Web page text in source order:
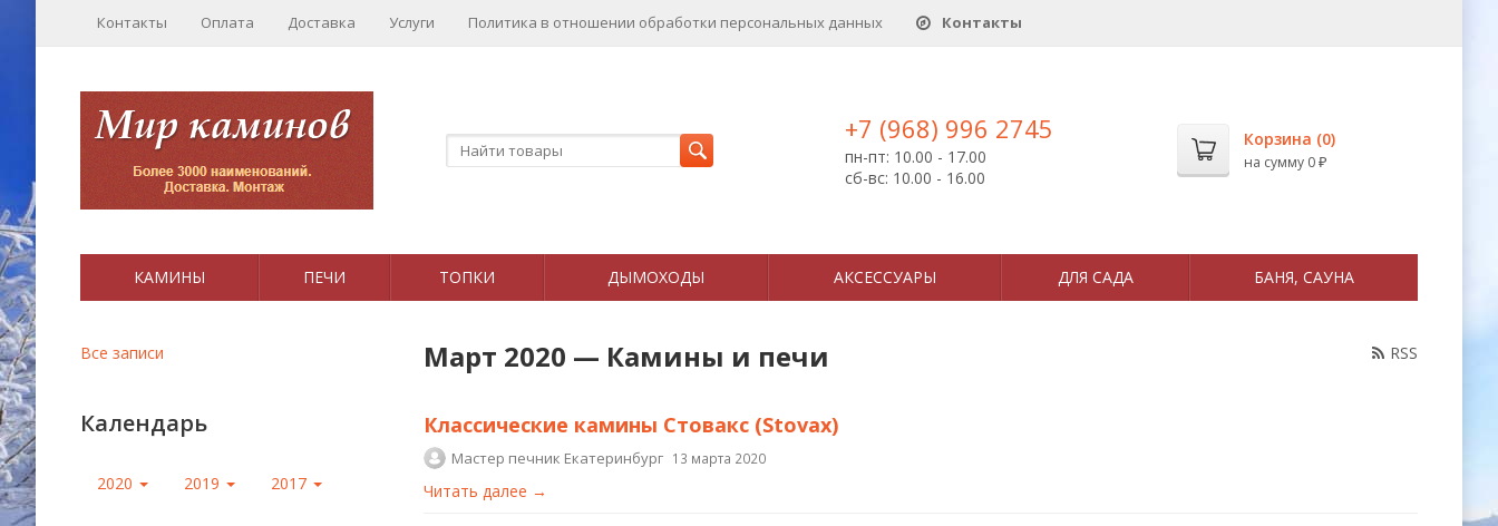
Контакты Оплата Доставка Услуги Политика в отношении обработки персональных данныx Контакты
+7 (968) 996 2745
пн-пт: 10.00 - 17.00
сб-вс: 10.00 - 16.00
Корзина (0)
на сумму 0 ₽
КАМИНЫ ПЕЧИ ТОПКИ ДЫМОХОДЫ АКСЕССУАРЫ ДЛЯ САДА БАНЯ, САУНА
Все записи
Календарь
2020 2019 2017
RSS
Март 2020 — Камины и печи
Классические камины Стовакс (Stovax)
Мастер печник Екатеринбург 13 марта 2020
Читать далее →